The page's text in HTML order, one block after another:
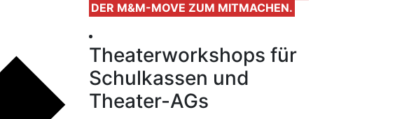
DER M&M-MOVE ZUM MITMACHEN.
Theaterworkshops für
Schulkassen und
Theater-AGs